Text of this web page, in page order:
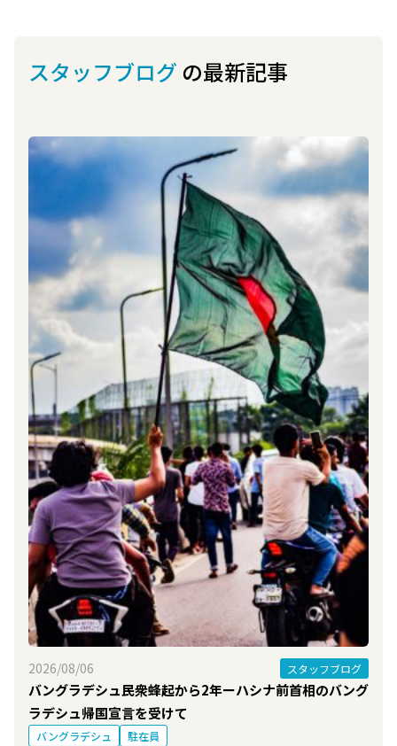
スタッフブログ の最新記事
2026/08/06 スタッフブログ
バングラデシュ民衆蜂起から2年ーハシナ前首相のバング
ラデシュ帰国宣言を受けて
バングラデシュ 駐在員